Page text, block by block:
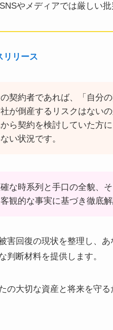
やメディアでは厳しい批
リリース
契約者であれば、「自分
が倒産するリスクはない
ら契約を検討していた方
い状況です。
な時系列と手口の全貌、
観的な事実に基づき徹底解
害回復の現状を整理し、
判断材料を提供します。
の大切な資産と将来を守